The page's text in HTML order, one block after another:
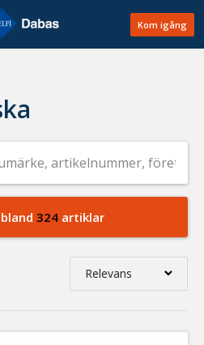
Kom igång
Sök
efter
livsmedel
på
t.ex.
produkt,
varumärke,
artikelnummer,
324 artiklar
Relevans